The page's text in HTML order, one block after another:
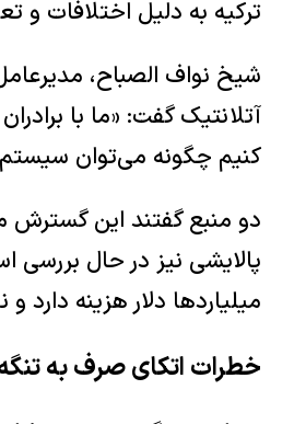
ترکیه به دلیل اختلافات و
شیخ نواف الصباح،
آتلانتیک گفت: «ما با
کنیم چگونه می‌توان
پالایشی نیز در حال بررسی
میلیاردها دلار هزینه
خطرات اتکای صرف به